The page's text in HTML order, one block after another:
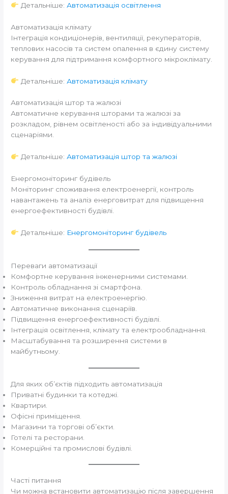
Детальніше: Автоматизація освітлення
Автоматизація клімату
Інтеграція кондиціонерів, вентиляції, рекуператорів,
теплових насосів та систем опалення в єдину систему
керування для підтримання комфортного мікроклімату.
Детальніше: Автоматизація клімату
Автоматизація штор та жалюзі
Автоматичне керування шторами та жалюзі за
розкладом, рівнем освітленості або за індивідуальними
сценаріями.
Детальніше: Автоматизація штор та жалюзі
Енергомоніторинг будівель
Моніторинг споживання електроенергії, контроль
навантажень та аналіз енерговитрат для підвищення
енергоефективності будівлі.
Детальніше: Енергомоніторинг будівель
Переваги автоматизації
Комфортне керування інженерними системами.
Контроль обладнання зі смартфона.
Зниження витрат на електроенергію.
Автоматичне виконання сценаріїв.
Підвищення енергоефективності будівлі.
Інтеграція освітлення, клімату та електрообладнання.
Масштабування та розширення системи в
майбутньому.
Для яких об’єктів підходить автоматизація
Приватні будинки та котеджі.
Квартири.
Офісні приміщення.
Магазини та торгові об’єкти.
Готелі та ресторани.
Комерційні та промислові будівлі.
Часті питання
Чи можна встановити автоматизацію після завершення